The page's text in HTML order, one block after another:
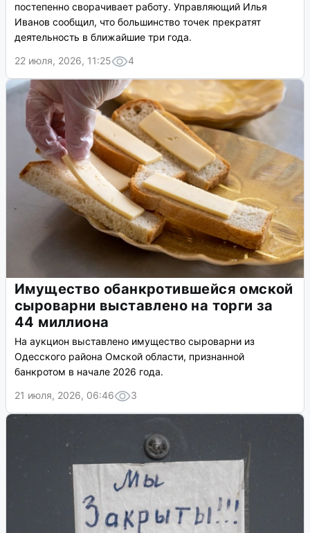
постепенно сворачивает работу. Управляющий Илья
Иванов сообщил, что большинство точек прекратят
деятельность в ближайшие три года.
22 июля, 2026, 11:25
4
Имущество обанкротившейся омской
сыроварни выставлено на торги за
44 миллиона
На аукцион выставлено имущество сыроварни из
Одесского района Омской области, признанной
банкротом в начале 2026 года.
21 июля, 2026, 06:46
3